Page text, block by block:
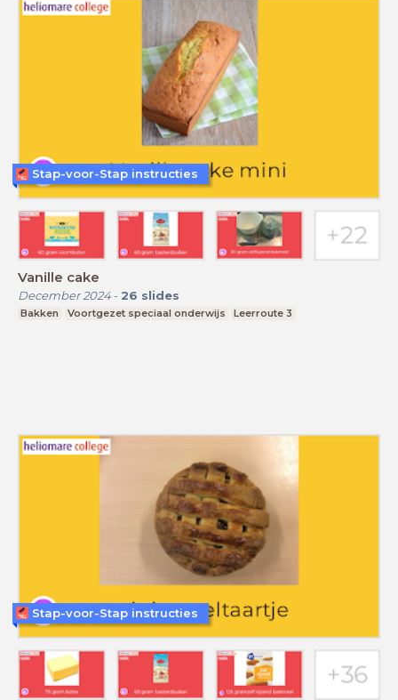
Vanille cake
December 2024- 26 slides
Bakken Voortgezet speciaal onderwijs Leerroute 3
Stap-voor-Stap instructies
Stap-voor-Stap instructies